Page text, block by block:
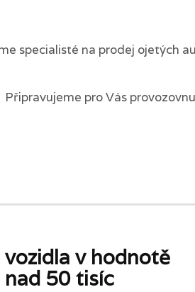
specialisté na prodej ojetých
Připravujeme pro Vás
vozidla v hodnotě
nad 50 tisíc